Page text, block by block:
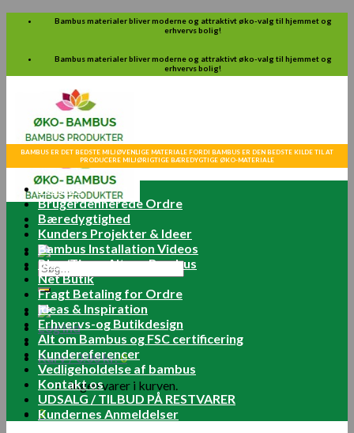
Skip
Bambus materialer bliver moderne og attraktivt øko-valg til hjemmet og
erhvervs bolig!
Bambus materialer bliver moderne og attraktivt øko-valg til hjemmet og
erhvervs bolig!
Søg
efter:
Log ind
Kurv /0.00kr.0
Ingen varer i kurven.
0
BAMBUS ER DET BEDSTE MILJØVENLIGE MATERIALE FORDI BAMBUS ER DEN BEDSTE KILDE TIL AT
PRODUCERE MILJØRIGTIGE BÆREDYGTIGE ØKO-MATERIALE
Forside
Brugerdefinerede Ordre
Bæredygtighed
Kunders Projekter & Ideer
Bambus Installation Videos
Blog/Tips – Alt om Bambus
Net Butik
Fragt Betaling for Ordre
Ideas & Inspiration
Erhvervs-og Butikdesign
Alt om Bambus og FSC certificering
Kundereferencer
Vedligeholdelse af bambus
Kontakt os
UDSALG / TILBUD PÅ RESTVARER
Kundernes Anmeldelser